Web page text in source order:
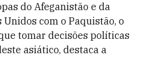
do Afeganistão e da
com o Paquistão, o
tomar decisões políticas
asiático, destaca a